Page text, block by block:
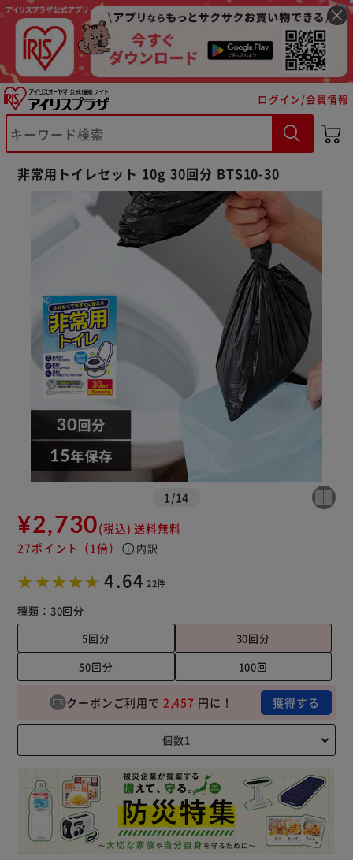
ログイン/会員情報
非常用トイレセット 10g 30回分 BTS10-30
1 /14
¥2,730(税込) 送料無料
27ポイント （1倍） info 内訳
4.64 22件
種類： 30回分
5回分
30回分
50回分
100回
クーポンご利用で 2,457 円に！ 獲得する
※ご確認ください
カートに入れる